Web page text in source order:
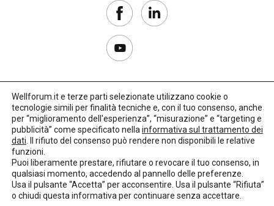
Copyright 2017–2026
Privacy Policy
Credits: LO Studio
Wellforum.it e terze parti selezionate utilizzano cookie o
tecnologie simili per finalità tecniche e, con il tuo consenso, anche
per “miglioramento dell'esperienza”, “misurazione” e “targeting e
pubblicità” come specificato nella informativa sul trattamento dei
dati . Il rifiuto del consenso può rendere non disponibili le relative
funzioni.
Puoi liberamente prestare, rifiutare o revocare il tuo consenso, in
qualsiasi momento, accedendo al pannello delle preferenze.
Usa il pulsante “Accetta” per acconsentire. Usa il pulsante “Rifiuta”
o chiudi questa informativa per continuare senza accettare.